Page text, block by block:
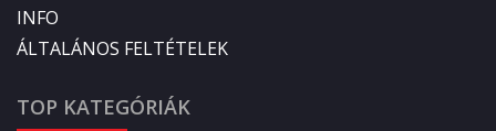
INFO
ÁLTALÁNOS FELTÉTELEK
TOP KATEGÓRIÁK